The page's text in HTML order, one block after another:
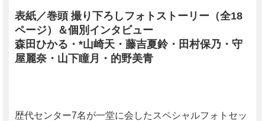
表紙／巻頭 撮り下ろしフォトストーリー（全18
ページ）＆個別インタビュー
森田ひかる・*山崎天・藤吉夏鈴・田村保乃・守
屋麗奈・山下瞳月・的野美青
歴代センター7名が一堂に会したスペシャルフォトセッ